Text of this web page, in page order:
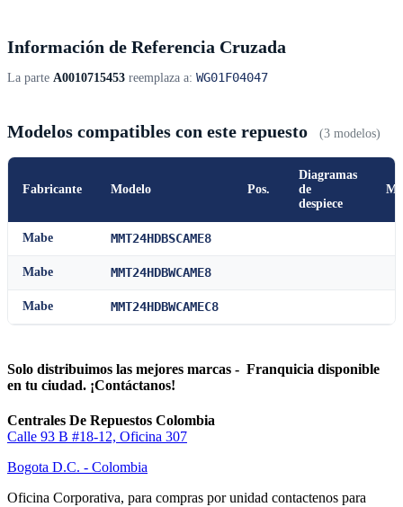
Información de Referencia Cruzada
La parte A0010715453 reemplaza a: WG01F04047
Modelos compatibles con este repuesto (3 modelos)
Fabricante Modelo Pos.
Diagramas
de
despiece
Mabe MMT24HDBSCAME8
Mabe MMT24HDBWCAME8
Mabe MMT24HDBWCAMEC8
Solo distribuimos las mejores marcas - Franquicia disponible
en tu ciudad. ¡Contáctanos!
Centrales De Repuestos Colombia
Calle 93 B #18-12, Oficina 307
Bogota D.C. - Colombia
Oficina Corporativa, para compras por unidad contactenos para